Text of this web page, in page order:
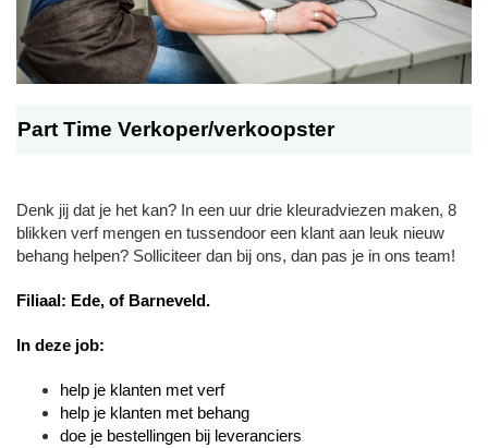
Part Time Verkoper/verkoopster
Denk jij dat je het kan? In een uur drie kleuradviezen maken, 8
blikken verf mengen en tussendoor een klant aan leuk nieuw
behang helpen? Solliciteer dan bij ons, dan pas je in ons team!
Filiaal: Ede, of Barneveld.
In deze job:
help je klanten met verf
help je klanten met behang
doe je bestellingen bij leveranciers